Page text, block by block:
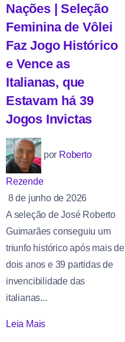
Nações | Seleção
Feminina de Vôlei
Faz Jogo Histórico
e Vence as
Italianas, que
Estavam há 39
Jogos Invictas
por Roberto
Rezende
8 de junho de 2026
A seleção de José Roberto
Guimarães conseguiu um
triunfo histórico após mais de
dois anos e 39 partidas de
invencibilidade das
italianas...
Leia Mais